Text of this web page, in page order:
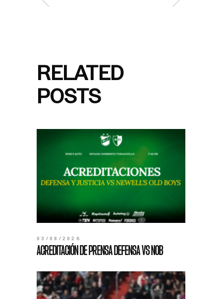
RELATED
POSTS
03/08/2026
ACREDITACIÓN DE PRENSA DEFENSA VS NOB